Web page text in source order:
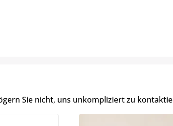
Sie nicht, uns unkompliziert zu